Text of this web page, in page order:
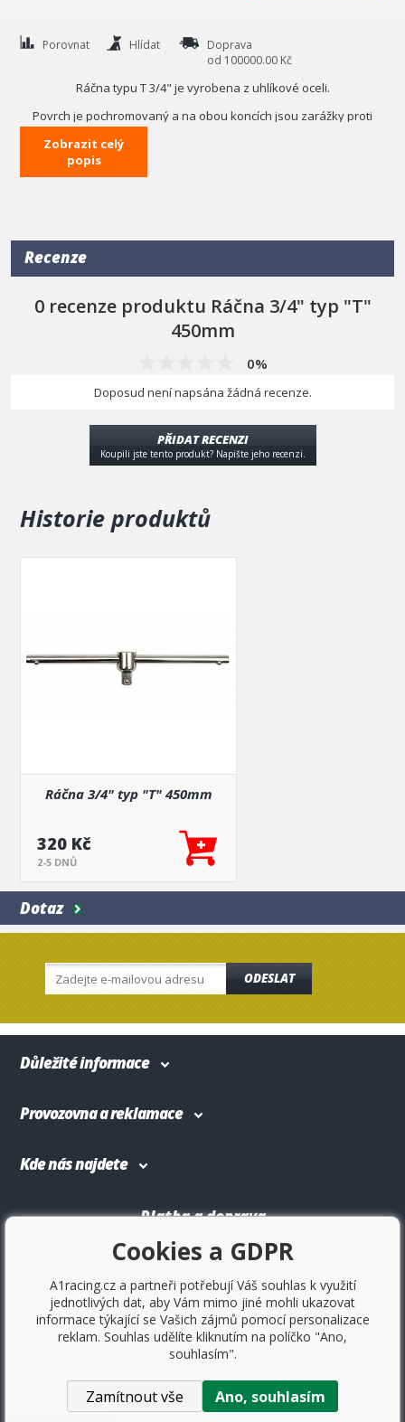
Porovnat Hlídat
Doprava
od 100000.00 Kč
Ráčna typu T 3/4" je vyrobena z uhlíkové oceli.
Povrch je pochromovaný a na obou koncích jsou zarážky proti
palce (inch)3/4"
délka (mm) 450
Zobrazit celý
popis
Recenze
0 recenze produktu Ráčna 3/4" typ "T"
450mm
0%
Doposud není napsána žádná recenze.
PŘIDAT RECENZI
Koupili jste tento produkt? Napište jeho recenzi.
Historie produktů
Ráčna 3/4" typ "T" 450mm
320 Kč
2-5 DNŮ
Dotaz
ODESLAT
Důležité informace
Provozovna a reklamace
Kde nás najdete
Platba a doprava
Copyright © 2017Sportovniautodoplnky.cz- Tuning shop,
Cookies a GDPR
A1racing.cz a partneři potřebují Váš souhlas k využití
jednotlivých dat, aby Vám mimo jiné mohli ukazovat
informace týkající se Vašich zájmů pomocí personalizace
reklam. Souhlas udělíte kliknutím na políčko "Ano,
souhlasím".
Zamítnout vše Ano, souhlasím